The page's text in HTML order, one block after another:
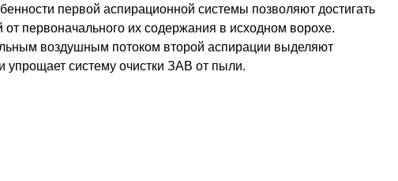
первой аспирационной системы позволяют достигать
первоначального их содержания в исходном ворохе.
воздушным потоком второй аспирации выделяют
упрощает систему очистки ЗАВ от пыли.